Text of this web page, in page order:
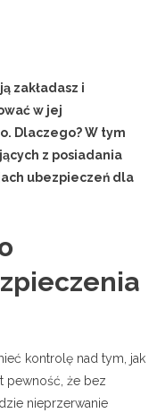
zakładasz i
w jej
Dlaczego? W tym
z posiadania
ubezpieczeń dla
kontrolę nad tym, jak
pewność, że bez
nieprzerwanie